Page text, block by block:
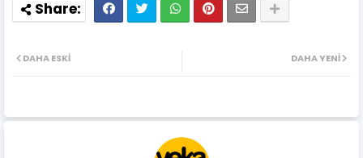
DAHA YENI
DAHA ESKI